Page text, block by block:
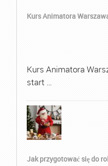
Kurs Animatora
Kurs Animatora
start …
Jak przygotować się do